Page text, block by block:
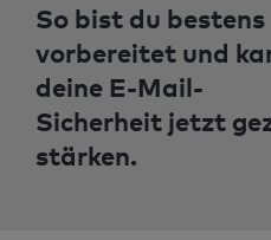
So bist du bestens
vorbereitet und
deine E-Mail-
Sicherheit jetzt
stärken.